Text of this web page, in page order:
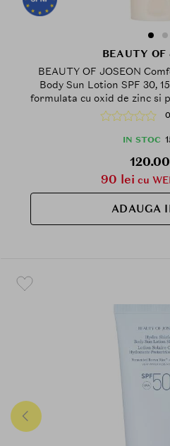
BEAUTY OF
BEAUTY OF JOSEON
Body Sun Lotion SPF 30,
formulata cu oxid de zinc si
la hidratarea pielii si la
IN STOC
120.00
90 lei cu
ADAUGA